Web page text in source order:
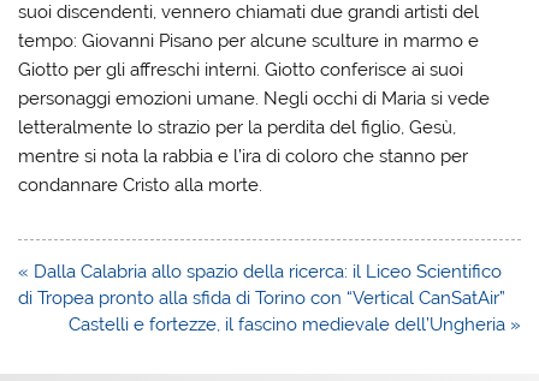
suoi discendenti, vennero chiamati due grandi artisti del
tempo: Giovanni Pisano per alcune sculture in marmo e
Giotto per gli affreschi interni. Giotto conferisce ai suoi
personaggi emozioni umane. Negli occhi di Maria si vede
letteralmente lo strazio per la perdita del figlio, Gesù,
mentre si nota la rabbia e l’ira di coloro che stanno per
condannare Cristo alla morte.
Navigazione
articoli
« Dalla Calabria allo spazio della ricerca: il Liceo Scientifico
di Tropea pronto alla sfida di Torino con “Vertical CanSatAir”
Castelli e fortezze, il fascino medievale dell’Ungheria »